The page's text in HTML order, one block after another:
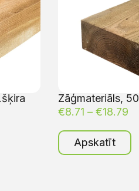
Zāģmateriāls,
€8.71 – €18.79
Apskatīt